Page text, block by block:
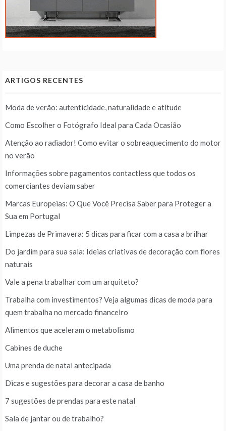
ARTIGOS RECENTES
Moda de verão: autenticidade, naturalidade e atitude
Como Escolher o Fotógrafo Ideal para Cada Ocasião
Atenção ao radiador! Como evitar o sobreaquecimento do motor
no verão
Informações sobre pagamentos contactless que todos os
comerciantes deviam saber
Marcas Europeias: O Que Você Precisa Saber para Proteger a
Sua em Portugal
Limpezas de Primavera: 5 dicas para ficar com a casa a brilhar
Do jardim para sua sala: Ideias criativas de decoração com flores
naturais
Vale a pena trabalhar com um arquiteto?
Trabalha com investimentos? Veja algumas dicas de moda para
quem trabalha no mercado financeiro
Alimentos que aceleram o metabolismo
Cabines de duche
Uma prenda de natal antecipada
Dicas e sugestões para decorar a casa de banho
7 sugestões de prendas para este natal
Sala de jantar ou de trabalho?